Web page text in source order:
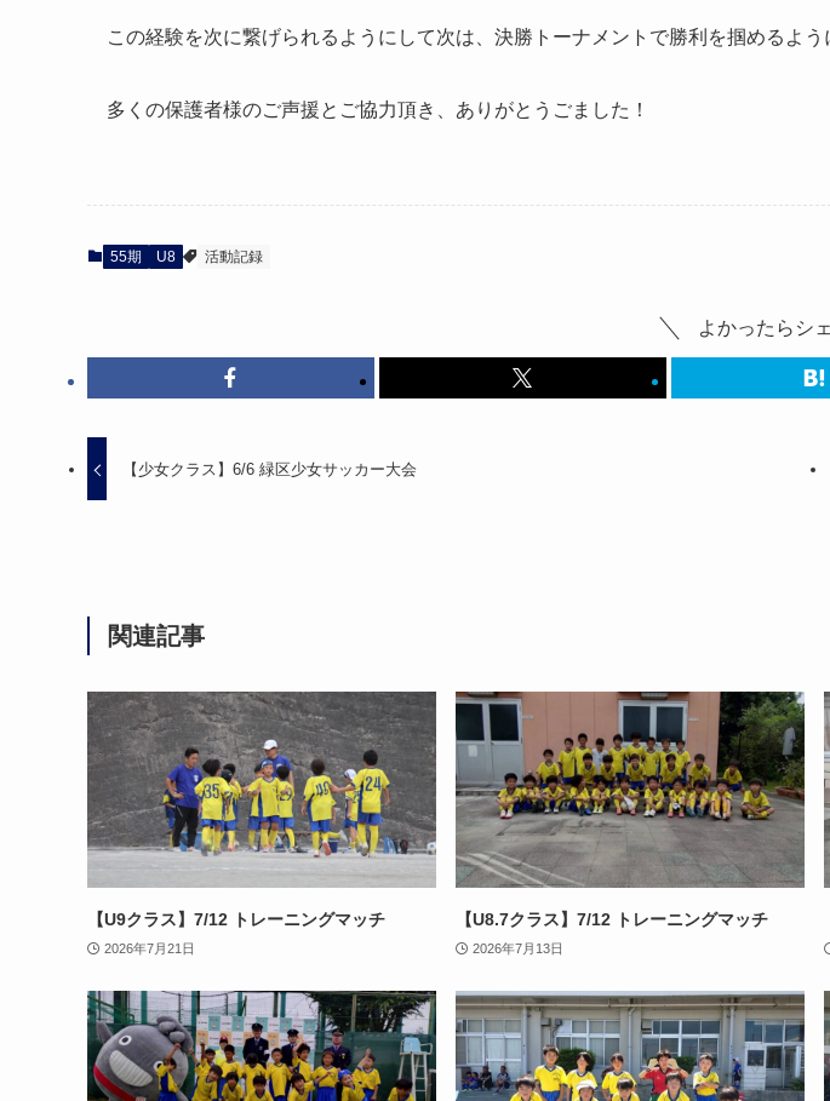
この経験を次に繋げられるようにして次は、決勝トーナメントで勝利を掴めるよう
多くの保護者様のご声援とご協力頂き、ありがとうごました！
55期 U8 活動記録
よかったらシ
【少女クラス】6/6 緑区少女サッカー大会
関連記事
【U9クラス】7/12 トレーニングマッチ
2026年7月21日
【U8.7クラス】7/12 トレーニングマッチ
2026年7月13日